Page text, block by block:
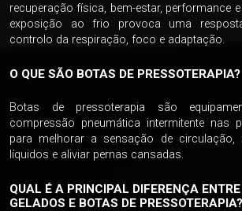
recuperação física, bem-estar, performance
exposição ao frio provoca uma
controlo da respiração, foco e adaptação.
O QUE SÃO BOTAS DE PRESSOTERAPIA?
Botas de pressoterapia são
compressão pneumática intermitente nas
para melhorar a sensação de circulação,
líquidos e aliviar pernas cansadas.
QUAL É A PRINCIPAL DIFERENÇA
GELADOS E BOTAS DE PRESSOTERAPIA?